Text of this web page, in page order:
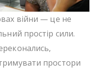
війни — це не
простір сили.
простори